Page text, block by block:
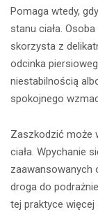
Pomaga wtedy,
stanu ciała.
skorzysta z
odcinka
niestabilnością
spokojnego
Zaszkodzić może
ciała. Wpychanie
zaawansowanych
droga do
tej praktyce